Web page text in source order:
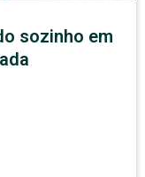
sozinho em